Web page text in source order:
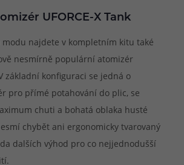
UFORCE-X Tank
modu najdete v kompletním kitu také
nesmírně populární atomizér
V základní konfiguraci se jedná o
pro přímé potahování do plic, se
chuti a bohatá oblaka husté
chybět ani ergonomicky tvarovaný
dalších výhod pro co nejjednodušší